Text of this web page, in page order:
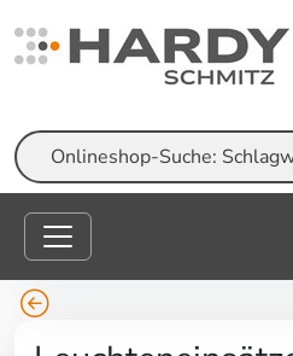
Suche